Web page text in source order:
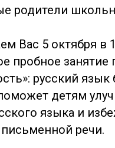
родители
Вас 5 октября в
пробное занятие
русский
детям
языка и
речи.